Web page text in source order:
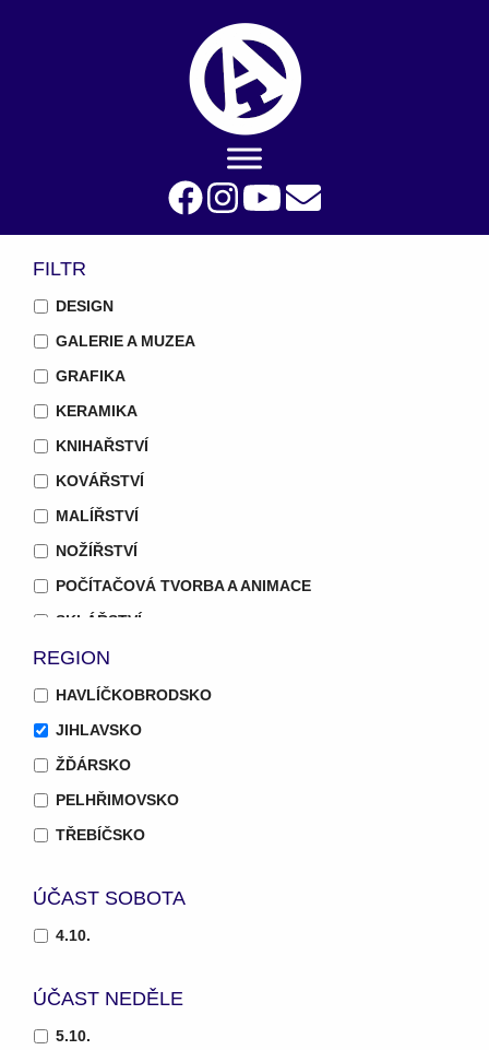
FILTR
DESIGN
GALERIE A MUZEA
GRAFIKA
KERAMIKA
KNIHAŘSTVÍ
KOVÁŘSTVÍ
MALÍŘSTVÍ
NOŽÍŘSTVÍ
POČÍTAČOVÁ TVORBA A ANIMACE
SKLÁŘSTVÍ
SOCHAŘSTVÍ
TEXTILNÍ PRÁCE
UMĚLECKÉ ŠKOLY
ŘEZBÁŘSTVÍ
ŠPERK
REGION
HAVLÍČKOBRODSKO
JIHLAVSKO
ŽĎÁRSKO
PELHŘIMOVSKO
TŘEBÍČSKO
ÚČAST SOBOTA
4.10.
ÚČAST NEDĚLE
5.10.